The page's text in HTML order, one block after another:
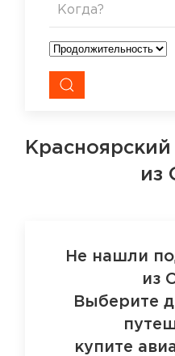
Когда?
из
Не нашли
из
Выберите
купите